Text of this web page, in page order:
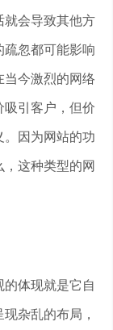
就会导致其他方
疏忽都可能影响
当今激烈的网络
吸引客户，但价
。因为网站的功
这种类型的网
体现就是它自
杂乱的布局，